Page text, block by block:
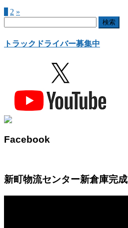
2 »
トラックドライバー募集中
Facebook
新町物流センター新倉庫完成